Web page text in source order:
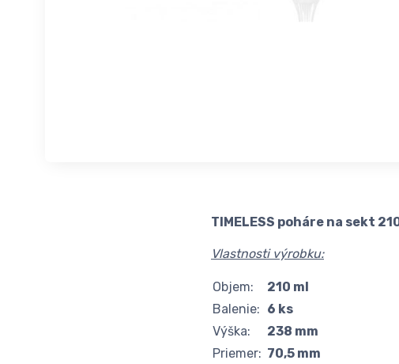
TIMELESS poháre na sekt
Vlastnosti výrobku:
Objem:
210 ml
Balenie: 6 ks
Výška:
238 mm
Priemer: 70,5 mm